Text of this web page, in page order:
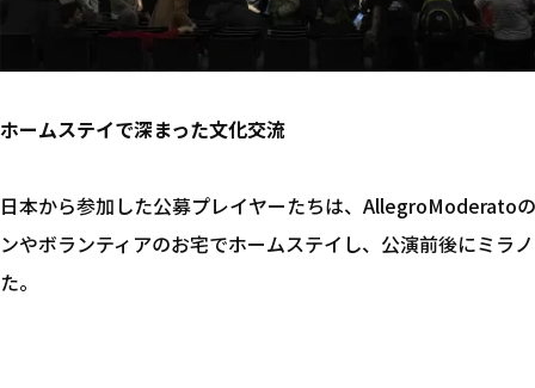
ホームステイで深まった文化交流
日本から参加した公募プレイヤーたちは、AllegroModerato
ンやボランティアのお宅でホームステイし、公演前後にミラ
た。